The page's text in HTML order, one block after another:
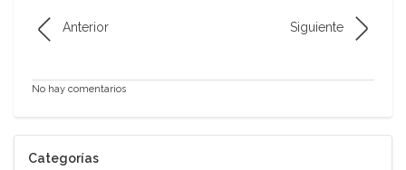
Anterior Siguiente
No hay comentarios
Categorías